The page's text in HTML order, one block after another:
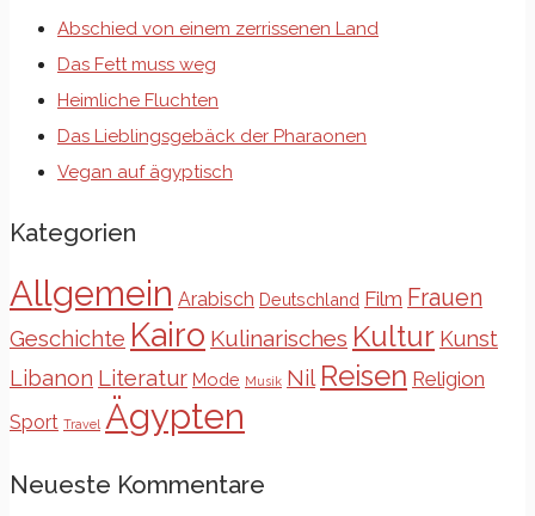
Abschied von einem zerrissenen Land
Das Fett muss weg
Heimliche Fluchten
Das Lieblingsgebäck der Pharaonen
Vegan auf ägyptisch
Kategorien
Allgemein Arabisch Deutschland Film Frauen
Geschichte Kairo Kulinarisches Kultur Kunst
Libanon Literatur Mode Musik Nil Reisen Religion
Sport Travel Ägypten
Neueste Kommentare